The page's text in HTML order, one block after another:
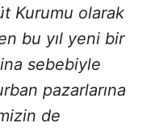
Kurumu olarak
bu yıl yeni bir
sebebiyle
pazarlarına
de